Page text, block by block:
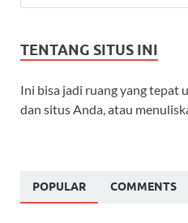
TENTANG SITUS INI
Ini bisa jadi ruang yang tepat
dan situs Anda, atau
POPULAR COMMENTS